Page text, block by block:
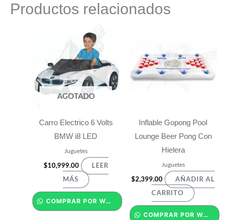
Productos relacionados
AGOTADO
Carro Electrico 6 Volts
BMW i8 LED
Juguetes
$10,999.00 LEER
MÁS
COMPRAR POR WHATSAPP
Inflable Gopong Pool
Lounge Beer Pong Con
Hielera
Juguetes
$2,399.00 AÑADIR AL
CARRITO
COMPRAR POR WHATSAPP